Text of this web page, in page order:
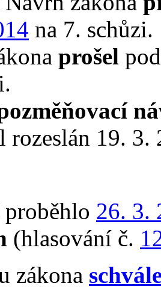
na 7. schůzi.
prošel
rozeslán 19. 3.
proběhlo 26. 3.
(hlasování č.
zákona